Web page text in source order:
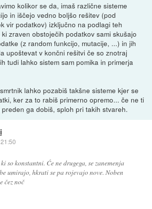
kolikor se da, imaš različne sisteme
in iščejo vedno boljšo rešitev (pod
vir podatkov) izključno na podlagi teh
zraven obstoječih podatkov sami skušajo
(z random funkcijo, mutacije, ...) in jih
upoštevat v končni rešitvi če so znotraj
tudi lahko sistem sam pomika in primerja
lahko pozabiš takšne sisteme kjer se
ker za to rabiš primerno opremo... če ne ti
ga dobiš, sploh pri takih stvareh.
so konstantni. Će ne drugega, se zanemenja
umirajo, hkrati se pa rojevajo nove. Noben
čez noč